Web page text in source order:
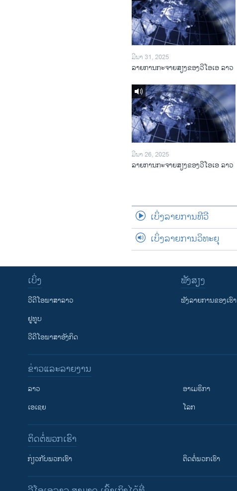
ມີນາ 31, 2025
ລາຍການກະຈາຍສຽງຂອງວີໂອເອ ລາວ
ມີນາ 26, 2025
ລາຍການກະຈາຍສຽງຂອງວີໂອເອ ລາວ
ເບິ່ງລາຍການທີວີ
ເບິ່ງລາຍການວິທະຍຸ
ເບິ່ງ
ວີດີໂອພາສາລາວ
ຢູທູບ
ວີດີໂອພາສາອັງກິດ
ຟັງສຽງ
ຟັງລາຍການຂອງເຮົາ
ຂ່າວແລະລາຍງານ
ລາວ
ເອເຊຍ
ອາເມຣິກາ
ໂລກ
ຕິດຕໍ່ພວກເຮົາ
ກ່ຽວກັບພວກເຮົາ ຕິດຕໍ່ພວກເຮົາ